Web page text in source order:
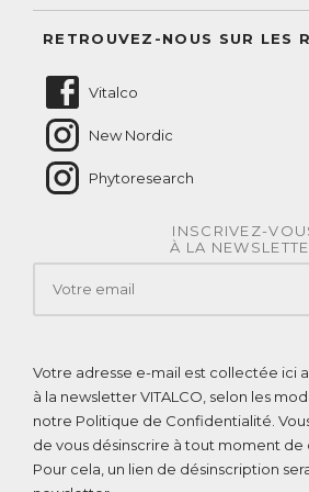
RETROUVEZ-NOUS SUR LES
Vitalco
New Nordic
Phytoresearch
INSCRIVEZ-
À LA
Votre adresse e-mail est collectée ici
à la newsletter VITALCO, selon les
notre Politique de Confidentialité .
de vous désinscrire à tout moment
Pour cela, un lien de désinscription